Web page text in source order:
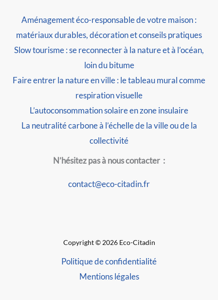
Aménagement éco-responsable de votre maison :
matériaux durables, décoration et conseils pratiques
Slow tourisme : se reconnecter à la nature et à l’océan,
loin du bitume
Faire entrer la nature en ville : le tableau mural comme
respiration visuelle
L’autoconsommation solaire en zone insulaire
La neutralité carbone à l’échelle de la ville ou de la
collectivité
N’hésitez pas à nous contacter :
contact@eco-citadin.fr
Copyright © 2026 Eco-Citadin
Politique de confidentialité
Mentions légales